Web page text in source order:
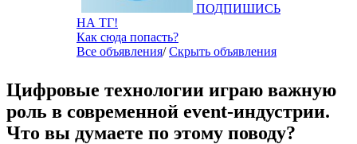
ПОДПИШИСЬ
НА ТГ!
Как сюда попасть?
Все объявления/Скрыть объявления
Цифровые технологии играю важную
роль в современной event-индустрии.
Что вы думаете по этому поводу?